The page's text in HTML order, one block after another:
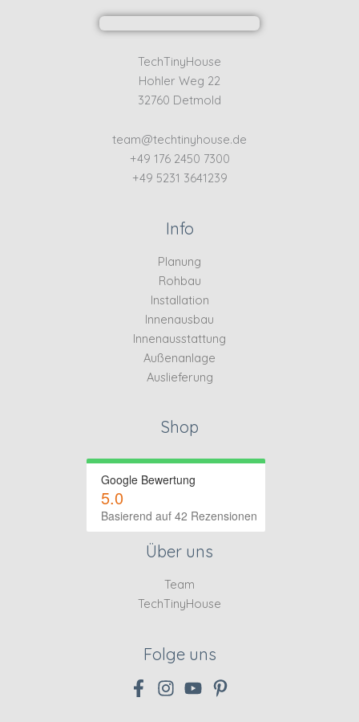
TechTinyHouse
Hohler Weg 22
32760 Detmold
team@techtinyhouse.de
+49 176 2450 7300
+49 5231 3641239
Info
Planung
Rohbau
Installation
Innenausbau
Innenausstattung
Außenanlage
Auslieferung
Shop
Google Bewertung
5.0
Basierend auf 42 Rezensionen
Über uns
Team
TechTinyHouse
Folge uns